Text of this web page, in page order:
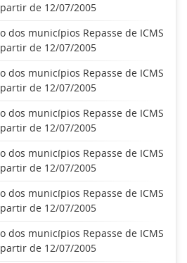
de 12/07/2005
dos municípios Repasse de ICMS
de 12/07/2005
dos municípios Repasse de ICMS
de 12/07/2005
dos municípios Repasse de ICMS
de 12/07/2005
dos municípios Repasse de ICMS
de 12/07/2005
dos municípios Repasse de ICMS
de 12/07/2005
dos municípios Repasse de ICMS
de 12/07/2005